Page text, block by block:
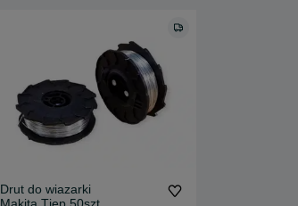
Drut do wiazarki
Makita,Tjep 50szt